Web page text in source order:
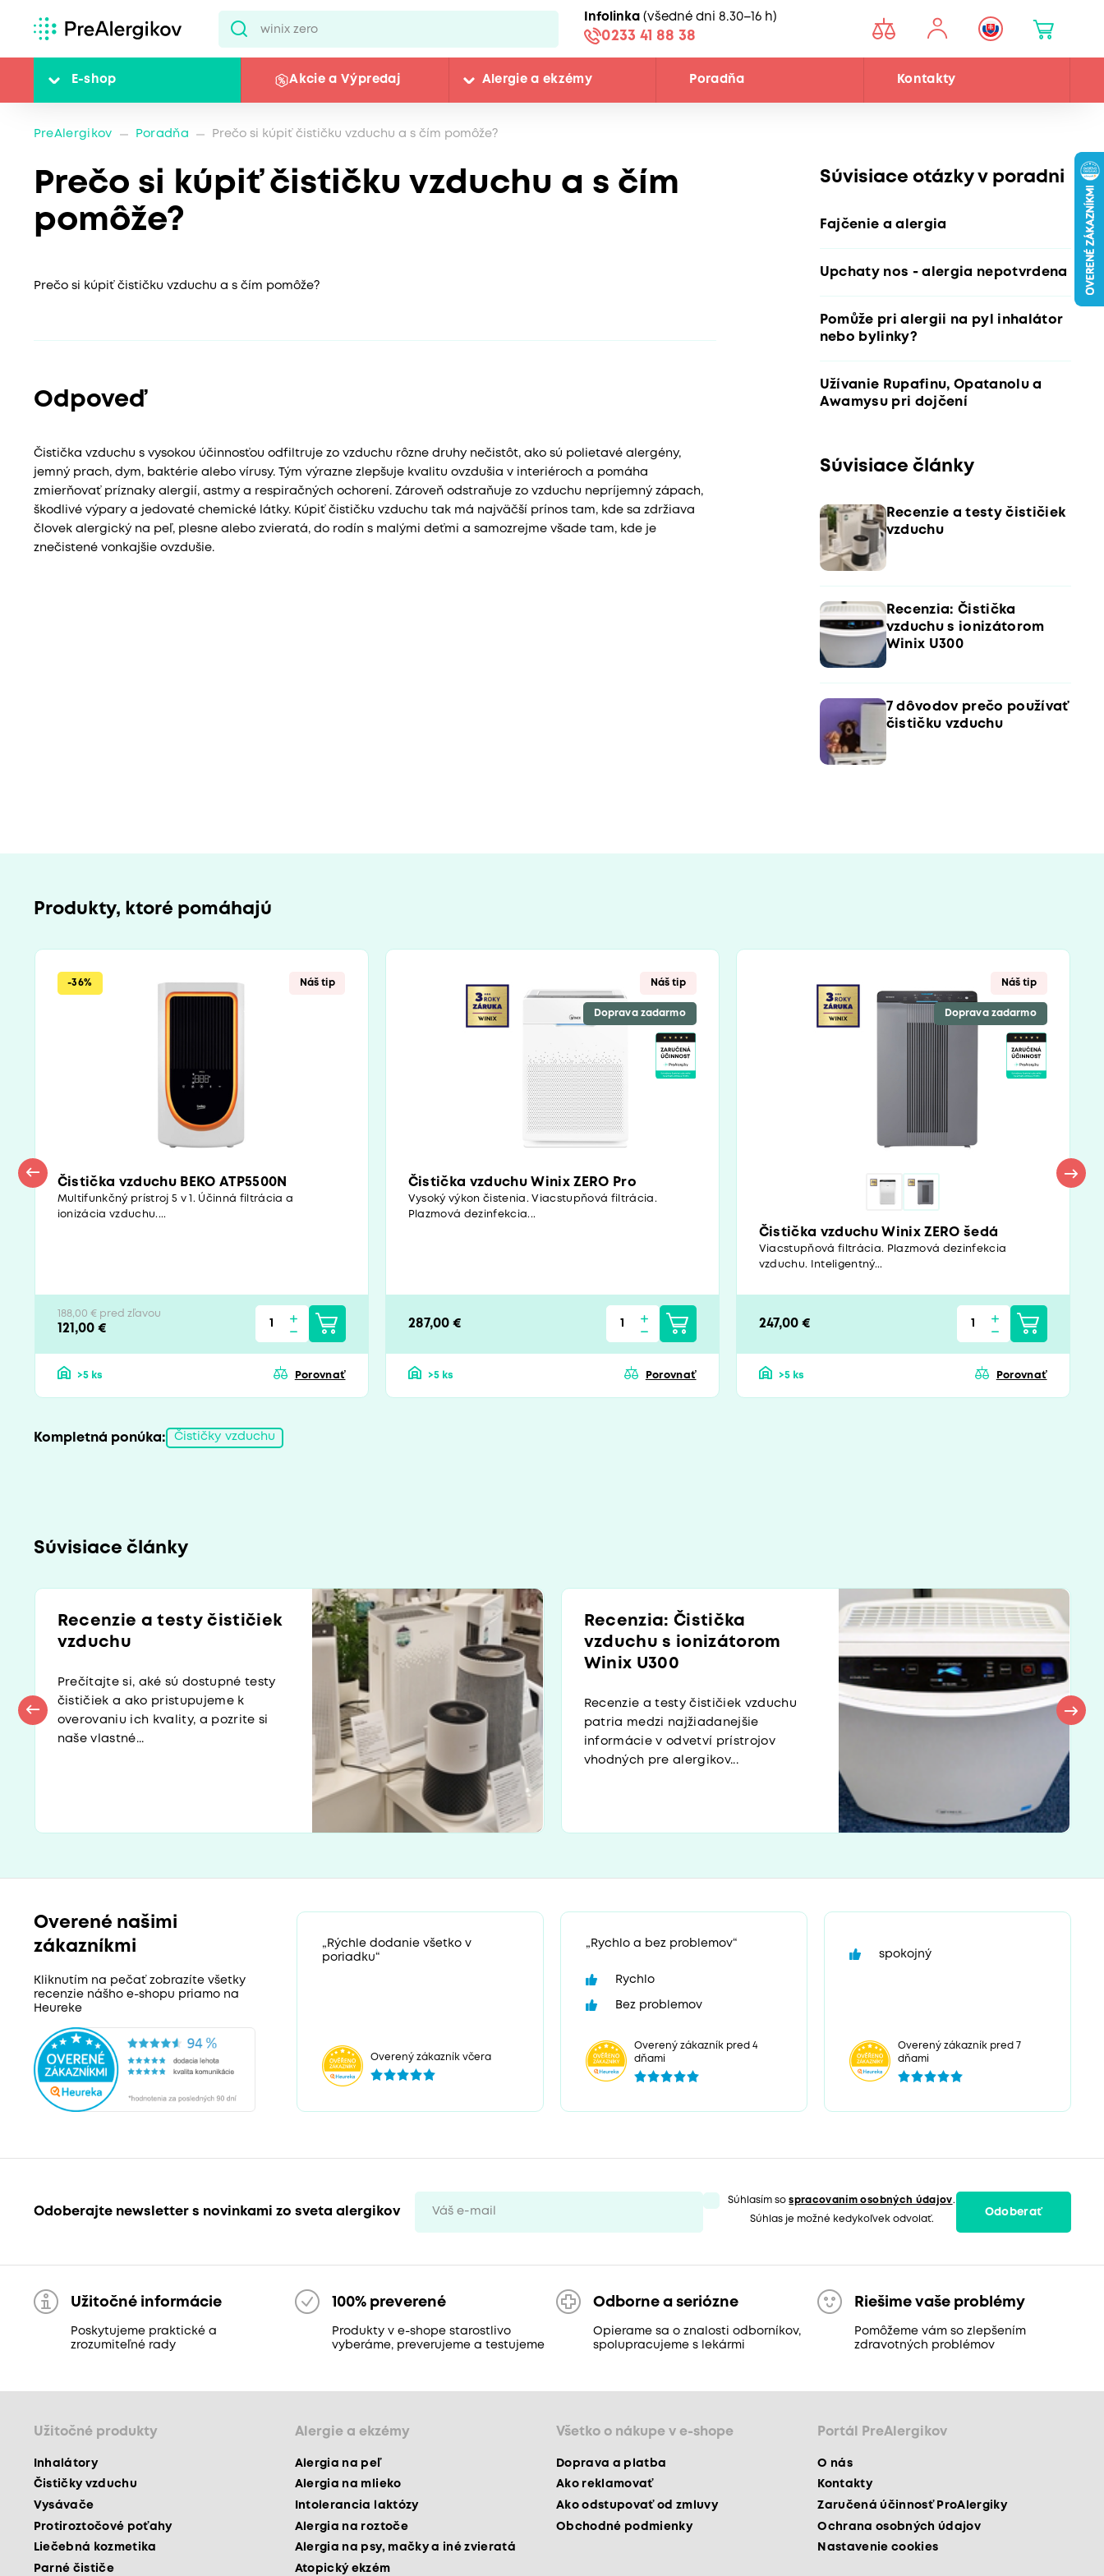
Infolinka (všedné dni 8.30–16 h)
0233 41 88 38
E-shop Akcie a Výpredaj Alergie a ekzémy Poradňa Kontakty
PreAlergikov Poradňa Prečo si kúpiť čističku vzduchu a s čím pomôže?
Prečo si kúpiť čističku vzduchu a s čím
pomôže?
Prečo si kúpiť čističku vzduchu a s čím pomôže?
Odpoveď
Čistička vzduchu s vysokou účinnosťou odfiltruje zo vzduchu rôzne druhy nečistôt, ako sú polietavé alergény,
jemný prach, dym, baktérie alebo vírusy. Tým výrazne zlepšuje kvalitu ovzdušia v interiéroch a pomáha
zmierňovať príznaky alergií, astmy a respiračných ochorení. Zároveň odstraňuje zo vzduchu nepríjemný zápach,
škodlivé výpary a jedovaté chemické látky. Kúpiť čističku vzduchu tak má najväčší prínos tam, kde sa zdržiava
človek alergický na peľ, plesne alebo zvieratá, do rodín s malými deťmi a samozrejme všade tam, kde je
znečistené vonkajšie ovzdušie.
Súvisiace otázky v poradni
Fajčenie a alergia
Upchaty nos - alergia nepotvrdena
Pomůže pri alergii na pyl inhalátor
nebo bylinky?
Užívanie Rupafinu, Opatanolu a
Awamysu pri dojčení
Súvisiace články
Recenzie a testy čističiek
vzduchu
Recenzia: Čistička
vzduchu s ionizátorom
Winix U300
7 dôvodov prečo používať
čističku vzduchu
Produkty, ktoré pomáhajú
-36% Náš tip
Čistička vzduchu BEKO ATP5500N
Multifunkčný prístroj 5 v 1. Účinná filtrácia a
ionizácia vzduchu....
188,00 € pred zľavou
121,00 €
>5 ks Porovnať
Náš tip
Doprava zadarmo
Čistička vzduchu Winix ZERO Pro
Vysoký výkon čistenia. Viacstupňová filtrácia.
Plazmová dezinfekcia...
287,00 €
>5 ks Porovnať
Náš tip
Doprava zadarmo
Čistička vzduchu Winix ZERO šedá
Viacstupňová filtrácia. Plazmová dezinfekcia
vzduchu. Inteligentný...
247,00 €
>5 ks Porovnať
Kompletná ponúka: Čističky vzduchu
Súvisiace články
Recenzie a testy čističiek
vzduchu
Prečítajte si, aké sú dostupné testy
čističiek a ako pristupujeme k
overovaniu ich kvality, a pozrite si
naše vlastné...
Recenzia: Čistička
vzduchu s ionizátorom
Winix U300
Recenzie a testy čističiek vzduchu
patria medzi najžiadanejšie
informácie v odvetví prístrojov
vhodných pre alergikov...
Overené našimi
zákazníkmi
Kliknutím na pečať zobrazíte všetky
recenzie nášho e-shopu priamo na
Heureke
„Rýchle dodanie všetko v
poriadku“
Overený zákazník včera
„Rychlo a bez problemov“
Rychlo
Bez problemov
Overený zákazník pred 4
dňami
spokojný
Overený zákazník pred 7
dňami
Odoberajte newsletter s novinkami zo sveta alergikov
Súhlasím sospracovaním osobných údajov.
Súhlas je možné kedykoľvek odvolať.
Odoberať
Užitočné informácie
Poskytujeme praktické a
zrozumiteľné rady
100% preverené
Produkty v e-shope starostlivo
vyberáme, preverujeme a testujeme
Odborne a seriózne
Opierame sa o znalosti odborníkov,
spolupracujeme s lekármi
Riešime vaše problémy
Pomôžeme vám so zlepšením
zdravotných problémov
Užitočné produkty
Inhalátory
Čističky vzduchu
Vysávače
Protiroztočové poťahy
Liečebná kozmetika
Parné čističe
Alergie a ekzémy
Alergia na peľ
Alergia na mlieko
Intolerancia laktózy
Alergia na roztoče
Alergia na psy, mačky a iné zvieratá
Atopický ekzém
Všetko o nákupe v e-shope
Doprava a platba
Ako reklamovať
Ako odstupovať od zmluvy
Obchodné podmienky
Portál PreAlergikov
O nás
Kontakty
Zaručená účinnosť ProAlergiky
Ochrana osobných údajov
Nastavenie cookies